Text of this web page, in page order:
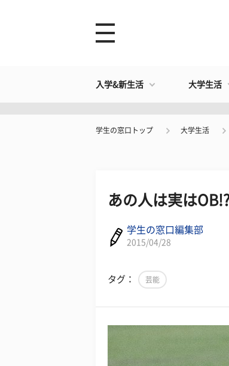
入学&新生活 大学生活
学生の窓口トップ 大学生活
あの人は実は
学生の窓口編集部
2015/04/28
タグ： 芸能